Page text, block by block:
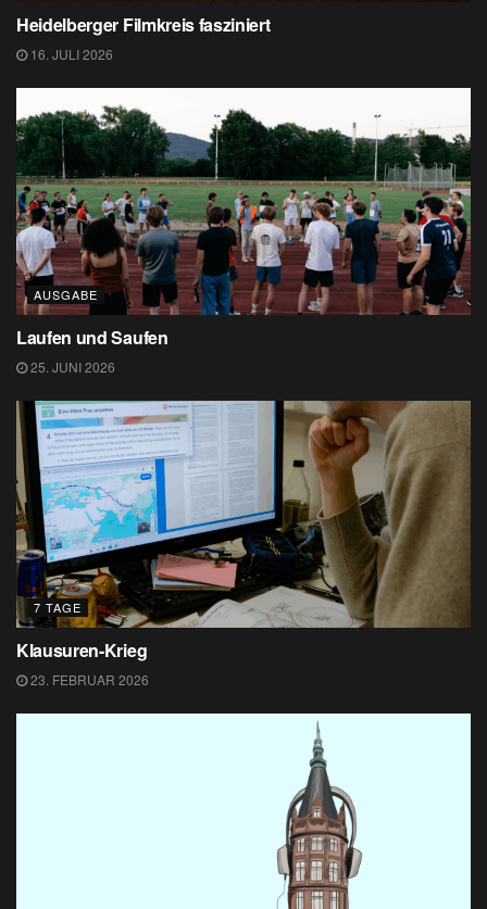
Heidelberger Filmkreis fasziniert
16. JULI 2026
AUSGABE
Laufen und Saufen
25. JUNI 2026
7 TAGE
Klausuren-Krieg
23. FEBRUAR 2026